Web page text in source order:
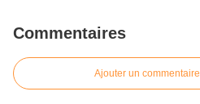
Commentaires
Ajouter un commentaire